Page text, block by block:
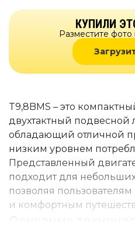
КУПИЛИ
Разместите
T9,8BMS – это
двухтактный
обладающий отличной
низким уровнем
Представленный
подходит для
позволяя
и комфортным